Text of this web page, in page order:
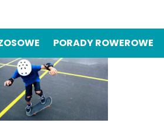
PORADY ROWEROWE